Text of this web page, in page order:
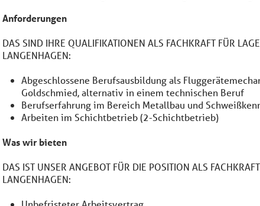
Anforderungen
DAS SIND IHRE QUALIFIKATIONEN ALS FACHKRAFT FÜR
LANGENHAGEN:
Abgeschlossene Berufsausbildung als
Goldschmied, alternativ in einem technischen Beruf
Berufserfahrung im Bereich Metallbau und
Arbeiten im Schichtbetrieb (2-Schichtbetrieb)
Was wir bieten
DAS IST UNSER ANGEBOT FÜR DIE POSITION ALS
LANGENHAGEN: